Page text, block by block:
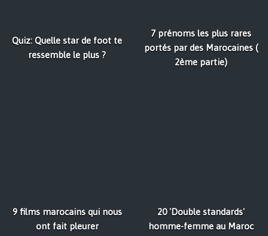
Quiz: Quelle star de foot te
ressemble le plus ?
7 prénoms les plus rares
portés par des Marocaines (
2ème partie)
9 films marocains qui nous
ont fait pleurer
20 'Double standards'
homme-femme au Maroc